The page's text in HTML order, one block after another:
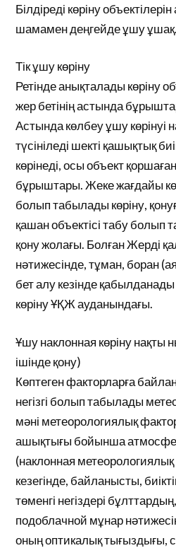
Білдіреді көріну
шамамен деңгейде ұшу ұшақ.
Тік ұшу көріну
Ретінде анықталады көріну
жер бетінің астында
Астында көлбеу ұшу көрінуі
түсініледі шекті қашықтық
көрінеді, осы объект
бұрыштары. Жеке жағдайы
болып табылады көріну,
қашан объектісі табу
қону жолағы. Болған Жерді
нәтижесінде, тұман, боран
бет алу кезінде
көріну ҰҚЖ ауданындағы.
Ұшу наклонная көріну нақты
ішінде қону)
Көптеген факторларға
негізгі болып табылады
мәні метеорологиялық
ашықтығы бойынша
(наклонная метеорологиялық
кезегінде, байланысты,
төменгі негіздері
подоблачной мұнар
оның оптикалық тығыздығы,